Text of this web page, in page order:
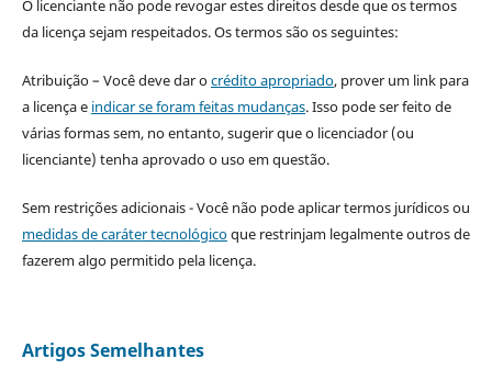
O licenciante não pode revogar estes direitos desde que os termos
da licença sejam respeitados. Os termos são os seguintes:
Atribuição – Você deve dar ocrédito apropriado, prover um link para
a licença e indicar se foram feitas mudanças. Isso pode ser feito de
várias formas sem, no entanto, sugerir que o licenciador (ou
licenciante) tenha aprovado o uso em questão.
Sem restrições adicionais - Você não pode aplicar termos jurídicos ou
medidas de caráter tecnológicoque restrinjam legalmente outros de
fazerem algo permitido pela licença.
Artigos Semelhantes